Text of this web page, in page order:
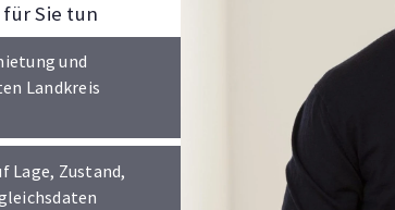
Sie tun
und
Landkreis
Zustand,